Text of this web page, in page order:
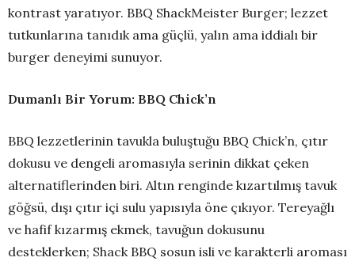
kontrast yaratıyor. BBQ ShackMeister Burger; lezzet
tutkunlarına tanıdık ama güçlü, yalın ama iddialı bir
burger deneyimi sunuyor.
Dumanlı Bir Yorum: BBQ Chick’n
BBQ lezzetlerinin tavukla buluştuğu BBQ Chick’n, çıtır
dokusu ve dengeli aromasıyla serinin dikkat çeken
alternatiflerinden biri. Altın renginde kızartılmış tavuk
göğsü, dışı çıtır içi sulu yapısıyla öne çıkıyor. Tereyağlı
ve hafif kızarmış ekmek, tavuğun dokusunu
desteklerken; Shack BBQ sosun isli ve karakterli aroması